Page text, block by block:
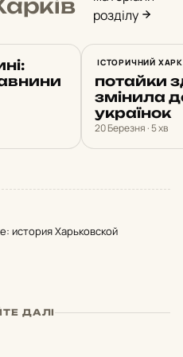
розділу
ІСТОРИЧНИЙ
Христина
потайки
змінила
українок
20 Березня · 5 хв
история Харьковской
ДАЛІ